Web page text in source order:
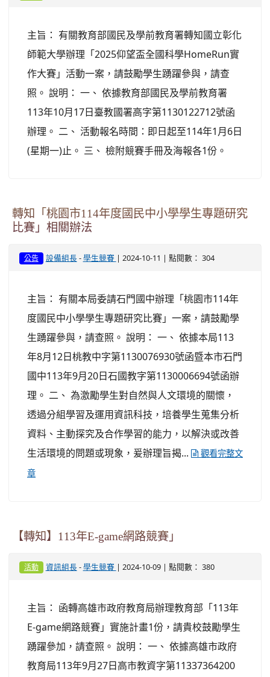
主旨： 有關教育部國民及學前教育署轉知國立彰化
師範大學辦理「2025仰望盃全國科學HomeRun實
作大賽」活動一案，請鼓勵學生踴躍參與，請查
照。 說明： 一、 依據教育部國民及學前教育署
113年10月17日臺教國署高字第1130122712號函
辦理。 二、 活動報名時間：即日起至114年1月6日
(星期一)止。 三、 檢附競賽手冊及海報各1份。
轉知「桃園市114年度國民中小學學生專題研究
比賽」相關辦法
公告 設備組長- 學生競賽 | 2024-10-11 | 點閱數： 304
主旨： 有關本局委請石門國中辦理「桃園市114年
度國民中小學學生專題研究比賽」一案，請鼓勵學
生踴躍參與，請查照。 說明： 一、 依據本局113
年8月12日桃教中字第1130076930號函暨本市石門
國中113年9月20日石國教字第1130006694號函辦
理。 二、 為激勵學生對自然與人文環境的關懷，
透過分組學習及運用資訊科技，培養學生蒐集分析
資料、主動探究及合作學習的能力，以解決或改善
生活環境的問題或現象，爰辦理旨揭...
觀看完整文
章
【轉知】113年E-game網路競賽」
活動 資訊組長- 學生競賽 | 2024-10-09 | 點閱數： 380
主旨： 函轉高雄市政府教育局辦理教育部「113年
E-game網路競賽」實施計畫1份，請貴校鼓勵學生
踴躍參加，請查照。 說明： 一、 依據高雄市政府
教育局113年9月27日高市教資字第11337364200